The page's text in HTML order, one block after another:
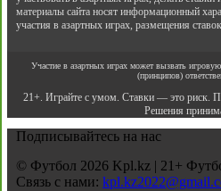
материалы сайта носят информационный
участия в азартных играх, размещения
Участие в азартных играх может вызвать
(принципов)
21+. Играйте с умом. Ставки — это риск.
Решения
Подписывайтесь на нас
© Футбол 2026 Kpl.kz | 21+
Связь с нами: